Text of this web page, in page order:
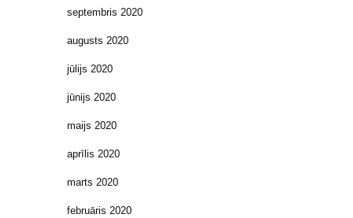
septembris 2020
augusts 2020
jūlijs 2020
jūnijs 2020
maijs 2020
aprīlis 2020
marts 2020
februāris 2020